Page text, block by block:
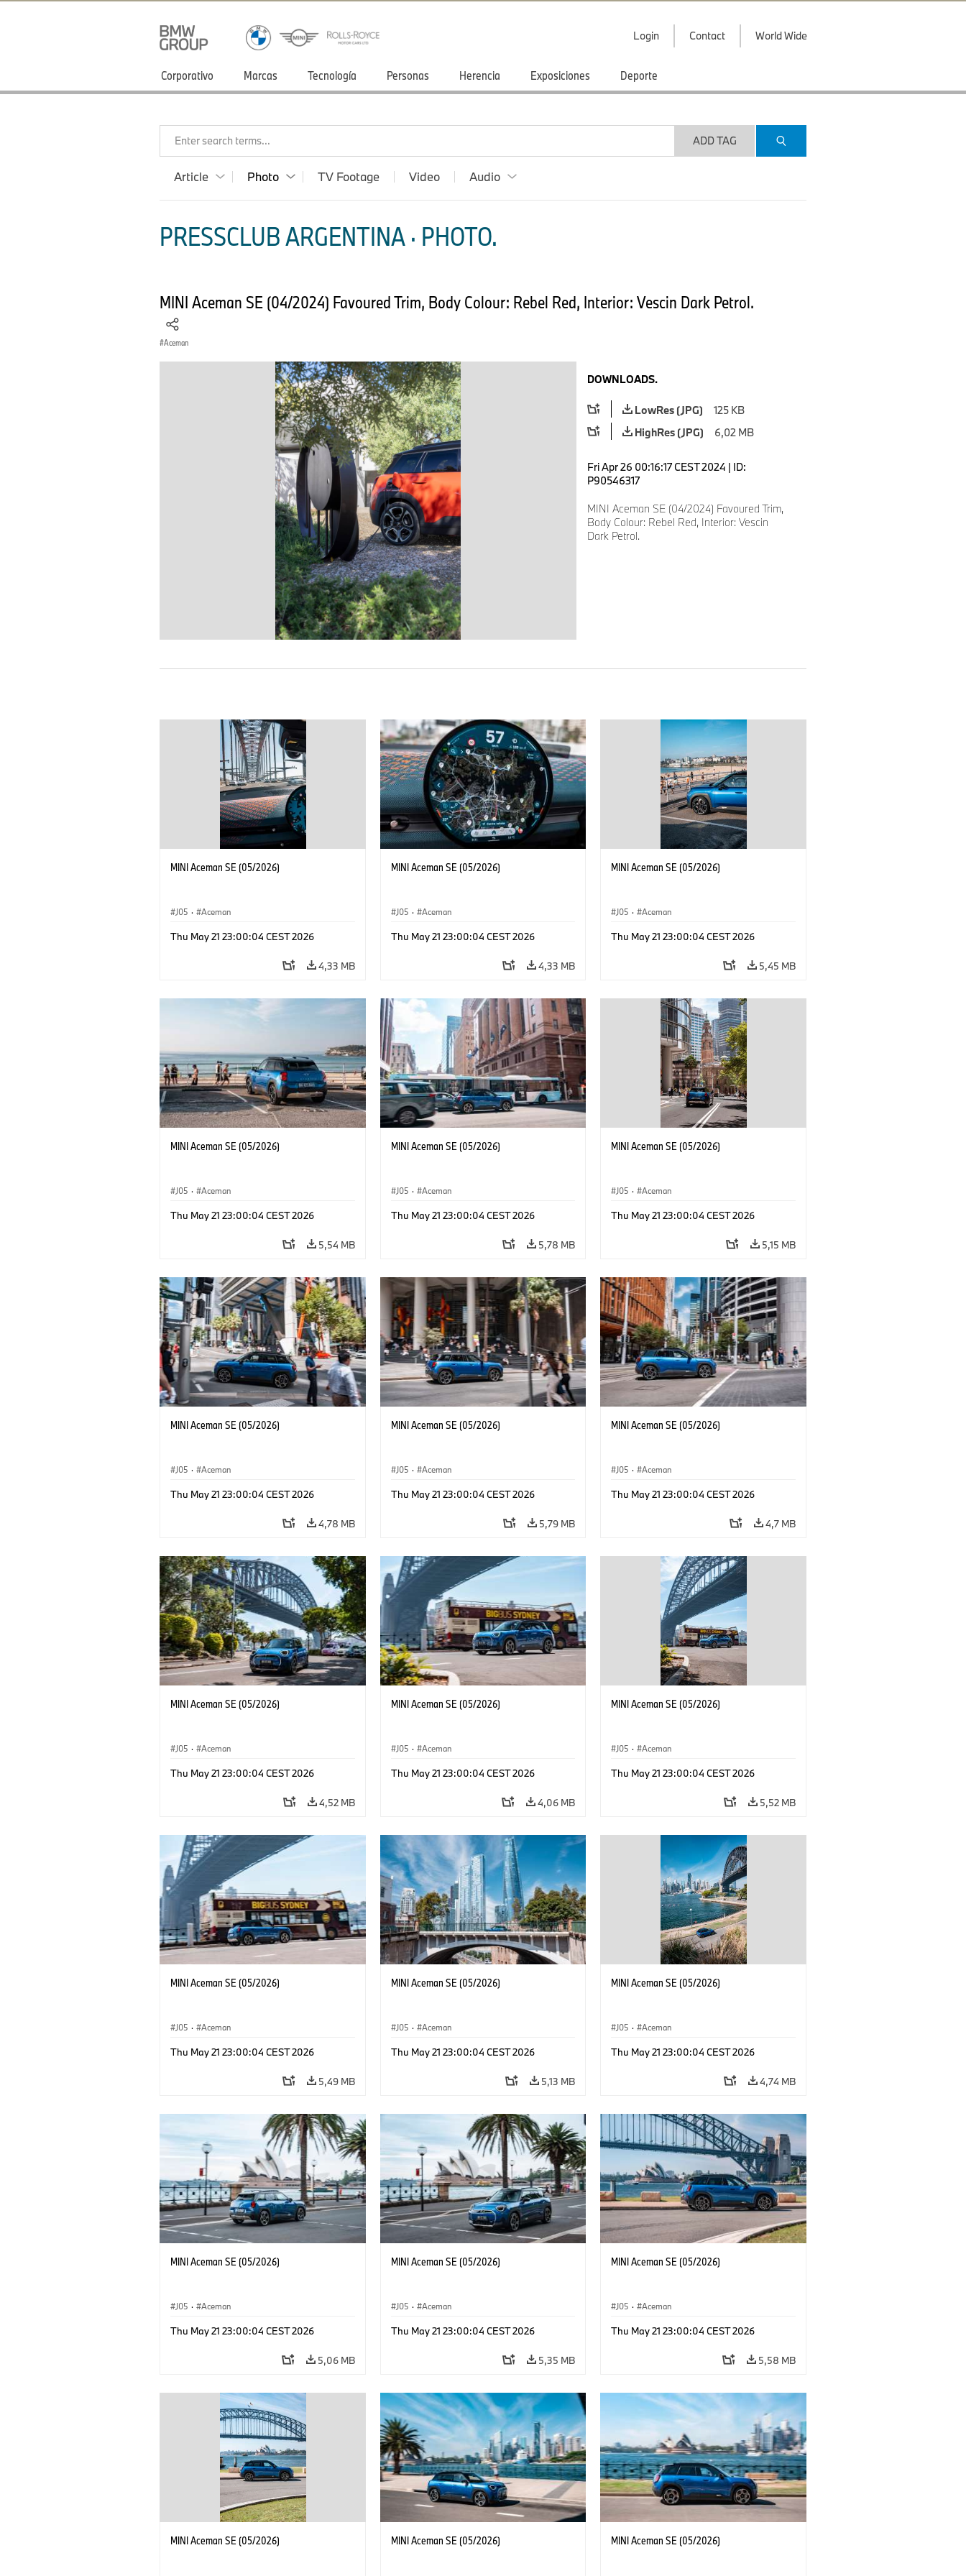
Login Contact World Wide
Corporativo Marcas Tecnología Personas Herencia Exposiciones Deporte
Enter search terms... ADD TAG
Article Photo TV Footage Video Audio
PRESSCLUB ARGENTINA · PHOTO.
MINI Aceman SE (04/2024) Favoured Trim, Body Colour: Rebel Red, Interior: Vescin Dark Petrol.
Aceman
DOWNLOADS.
LowRes (JPG)
125 KB
HighRes (JPG)
6,02 MB
Fri Apr 26 00:16:17 CEST 2024 | ID:
P90546317
MINI Aceman SE (04/2024) Favoured Trim,
Body Colour: Rebel Red, Interior: Vescin
Dark Petrol.
MINI Aceman SE (05/2026)
J05 · Aceman
Thu May 21 23:00:04 CEST 2026
4,33 MB
MINI Aceman SE (05/2026)
J05 · Aceman
Thu May 21 23:00:04 CEST 2026
4,33 MB
MINI Aceman SE (05/2026)
J05 · Aceman
Thu May 21 23:00:04 CEST 2026
5,45 MB
MINI Aceman SE (05/2026)
J05 · Aceman
Thu May 21 23:00:04 CEST 2026
5,54 MB
MINI Aceman SE (05/2026)
J05 · Aceman
Thu May 21 23:00:04 CEST 2026
5,78 MB
MINI Aceman SE (05/2026)
J05 · Aceman
Thu May 21 23:00:04 CEST 2026
5,15 MB
MINI Aceman SE (05/2026)
J05 · Aceman
Thu May 21 23:00:04 CEST 2026
4,78 MB
MINI Aceman SE (05/2026)
J05 · Aceman
Thu May 21 23:00:04 CEST 2026
5,79 MB
MINI Aceman SE (05/2026)
J05 · Aceman
Thu May 21 23:00:04 CEST 2026
4,7 MB
MINI Aceman SE (05/2026)
J05 · Aceman
Thu May 21 23:00:04 CEST 2026
4,52 MB
MINI Aceman SE (05/2026)
J05 · Aceman
Thu May 21 23:00:04 CEST 2026
4,06 MB
MINI Aceman SE (05/2026)
J05 · Aceman
Thu May 21 23:00:04 CEST 2026
5,52 MB
MINI Aceman SE (05/2026)
J05 · Aceman
Thu May 21 23:00:04 CEST 2026
5,49 MB
MINI Aceman SE (05/2026)
J05 · Aceman
Thu May 21 23:00:04 CEST 2026
5,13 MB
MINI Aceman SE (05/2026)
J05 · Aceman
Thu May 21 23:00:04 CEST 2026
4,74 MB
MINI Aceman SE (05/2026)
J05 · Aceman
Thu May 21 23:00:04 CEST 2026
5,06 MB
MINI Aceman SE (05/2026)
J05 · Aceman
Thu May 21 23:00:04 CEST 2026
5,35 MB
MINI Aceman SE (05/2026)
J05 · Aceman
Thu May 21 23:00:04 CEST 2026
5,58 MB
MINI Aceman SE (05/2026) MINI Aceman SE (05/2026) MINI Aceman SE (05/2026)